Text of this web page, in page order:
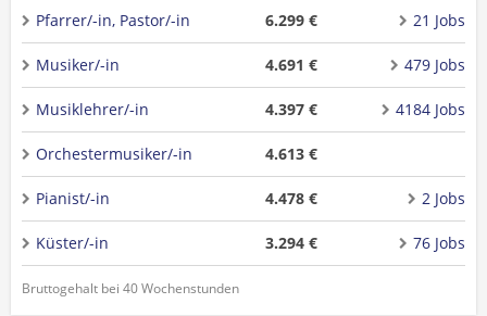
Pfarrer/-in, Pastor/-in 6.299 € 21 Jobs
Musiker/-in 4.691 € 479 Jobs
Musiklehrer/-in 4.397 € 4184 Jobs
Orchestermusiker/-in 4.613 €
Pianist/-in 4.478 € 2 Jobs
Küster/-in 3.294 € 76 Jobs
Bruttogehalt bei 40 Wochenstunden